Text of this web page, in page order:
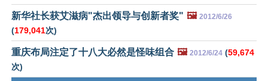
新华社长获艾滋病"杰出领导与创新者奖" 🖼️ 2012/6/26
(179,041次)
重庆布局注定了十八大必然是怪味组合 🖼️ 2012/6/24 (59,674
次)